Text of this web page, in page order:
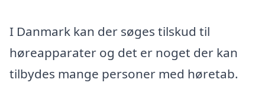
I Danmark kan der søges tilskud til
høreapparater og det er noget der kan
tilbydes mange personer med høretab.